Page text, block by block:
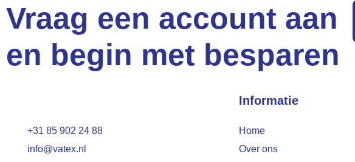
Vraag een account aan
en begin met besparen
+31 85 902 24 88
info@vatex.nl
Informatie
Home
Over ons